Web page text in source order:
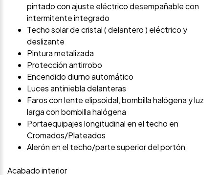
pintado con ajuste eléctrico desempañable con
intermitente integrado
Techo solar de cristal ( delantero ) eléctrico y
deslizante
Pintura metalizada
Protección antirrobo
Encendido diurno automático
Luces antiniebla delanteras
Faros con lente elipsoidal, bombilla halógena y luz
larga con bombilla halógena
Portaequipajes longitudinal en el techo en
Cromados/Plateados
Alerón en el techo/parte superior del portón
Acabado interior